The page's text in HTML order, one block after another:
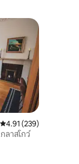
คะแนนเฉลี่ย 4.91 จาก
4.91 (239)
ลาสโกว์